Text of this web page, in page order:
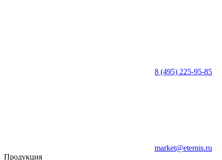
8 (495) 225-95-85
market@eternis.ru
Продукция